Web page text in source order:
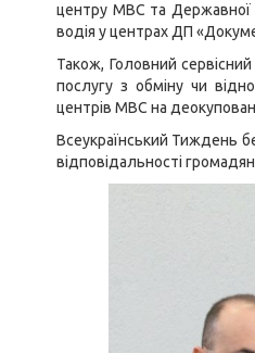
центру МВС та Державної
водія у центрах ДП
Також, Головний
послугу з обміну чи
центрів МВС на
Всеукраїнський Тиждень
відповідальності громадян